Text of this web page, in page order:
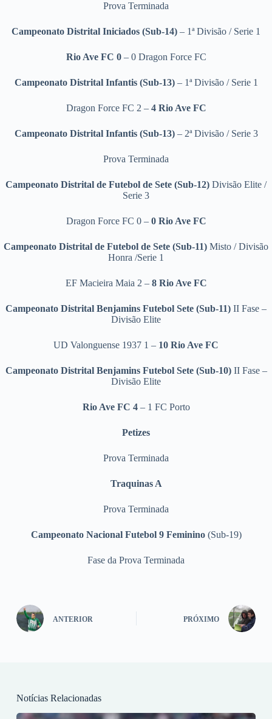
Prova Terminada
Campeonato Distrital Iniciados (Sub-14) – 1ª Divisão / Serie 1
Rio Ave FC 0– 0 Dragon Force FC
Campeonato Distrital Infantis (Sub-13) – 1ª Divisão / Serie 1
Dragon Force FC 2 – 4 Rio Ave FC
Campeonato Distrital Infantis (Sub-13) – 2ª Divisão / Serie 3
Prova Terminada
Campeonato Distrital de Futebol de Sete (Sub-12) Divisão Elite /
Serie 3
Dragon Force FC 0 –0 Rio Ave FC
Campeonato Distrital de Futebol de Sete (Sub-11) Misto / Divisão
Honra /Serie 1
EF Macieira Maia 2 – 8 Rio Ave FC
Campeonato Distrital Benjamins Futebol Sete (Sub-11) II Fase –
Divisão Elite
UD Valonguense 1937 1 – 10 Rio Ave FC
Campeonato Distrital Benjamins Futebol Sete (Sub-10)II Fase –
Divisão Elite
Rio Ave FC 4 – 1 FC Porto
Petizes
Prova Terminada
Traquinas A
Prova Terminada
Campeonato Nacional Futebol 9 Feminino (Sub-19)
Fase da Prova Terminada
ANTERIOR PRÓXIMO
Notícias Relacionadas